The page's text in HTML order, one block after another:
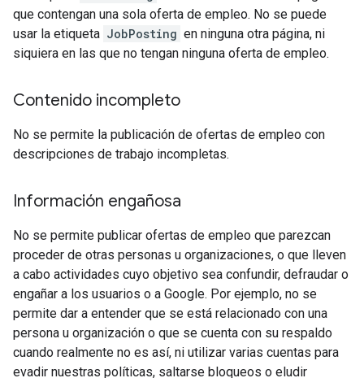
que contengan una sola oferta de empleo. No se puede
usar la etiqueta JobPosting en ninguna otra página, ni
siquiera en las que no tengan ninguna oferta de empleo.
Contenido incompleto
No se permite la publicación de ofertas de empleo con
descripciones de trabajo incompletas.
Información engañosa
No se permite publicar ofertas de empleo que parezcan
proceder de otras personas u organizaciones, o que lleven
a cabo actividades cuyo objetivo sea confundir, defraudar o
engañar a los usuarios o a Google. Por ejemplo, no se
permite dar a entender que se está relacionado con una
persona u organización o que se cuenta con su respaldo
cuando realmente no es así, ni utilizar varias cuentas para
evadir nuestras políticas, saltarse bloqueos o eludir